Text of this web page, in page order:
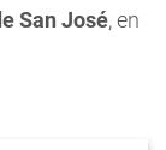
San José, en